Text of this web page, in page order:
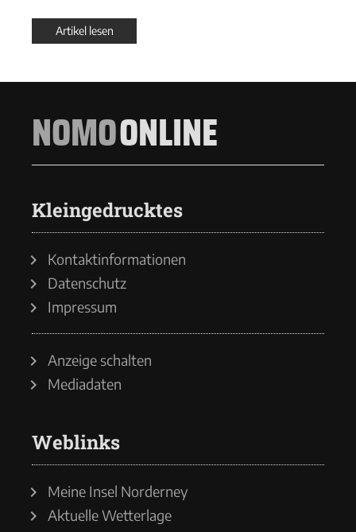
Artikel lesen
NOMOONLINE
Kleingedrucktes
Kontaktinformationen
Datenschutz
Impressum
Anzeige schalten
Mediadaten
Weblinks
Meine Insel Norderney
Aktuelle Wetterlage